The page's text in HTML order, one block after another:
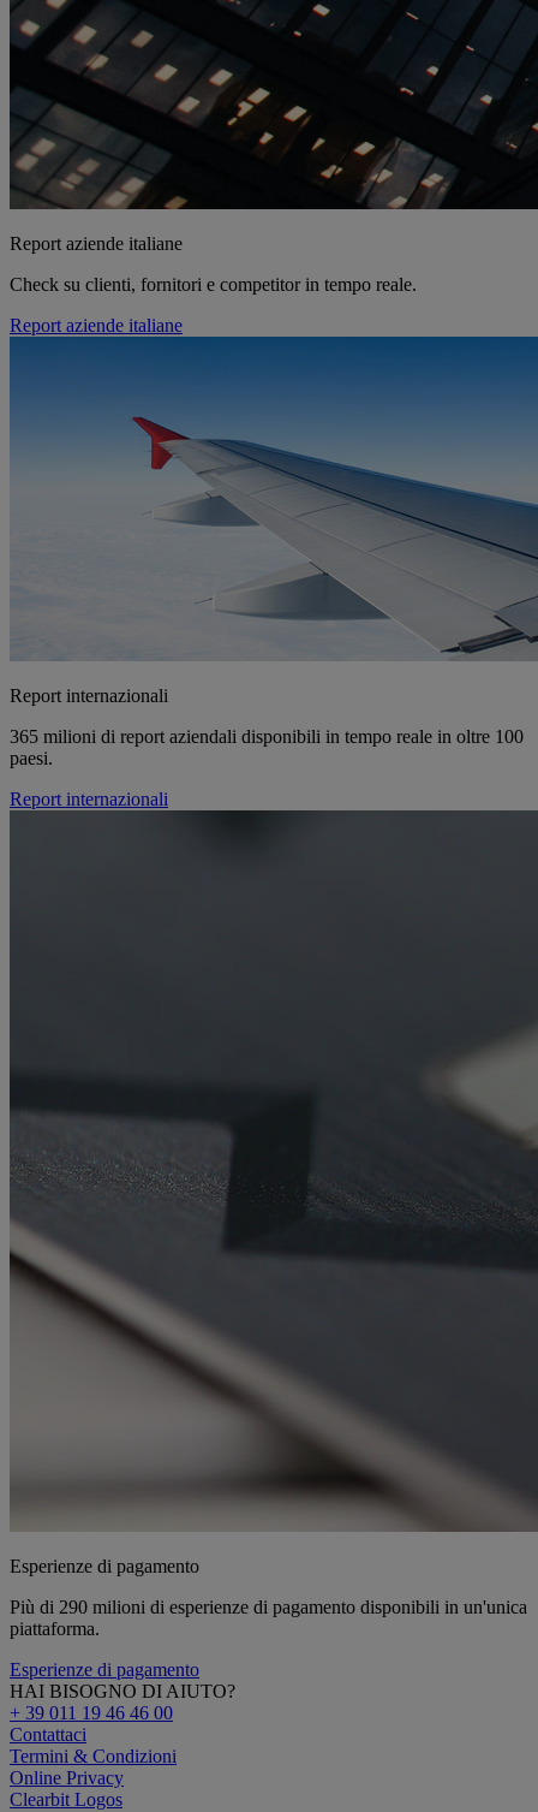
Report aziende italiane
Check su clienti, fornitori e competitor in tempo reale.
Report aziende italiane
Report internazionali
365 milioni di report aziendali disponibili in tempo reale in oltre 100
paesi.
Report internazionali
Esperienze di pagamento
Più di 290 milioni di esperienze di pagamento disponibili in un'unica
piattaforma.
Esperienze di pagamento
HAI BISOGNO DI AIUTO?
+ 39 011 19 46 46 00
Contattaci
Termini & Condizioni
Online Privacy
Clearbit Logos